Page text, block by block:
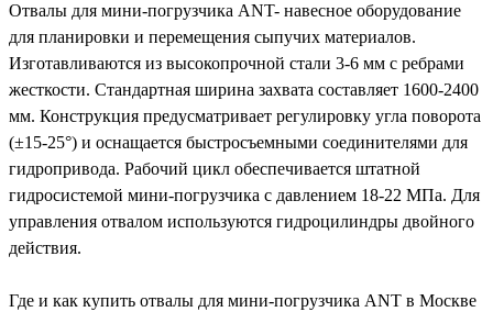
Отвалы для мини-погрузчика ANT- навесное оборудование
для планировки и перемещения сыпучих материалов.
Изготавливаются из высокопрочной стали 3-6 мм с ребрами
жесткости. Стандартная ширина захвата составляет 1600-2400
мм. Конструкция предусматривает регулировку угла поворота
(±15-25°) и оснащается быстросъемными соединителями для
гидропривода. Рабочий цикл обеспечивается штатной
гидросистемой мини-погрузчика с давлением 18-22 МПа. Для
управления отвалом используются гидроцилиндры двойного
действия.
Где и как купить отвалы для мини-погрузчика ANT в Москве